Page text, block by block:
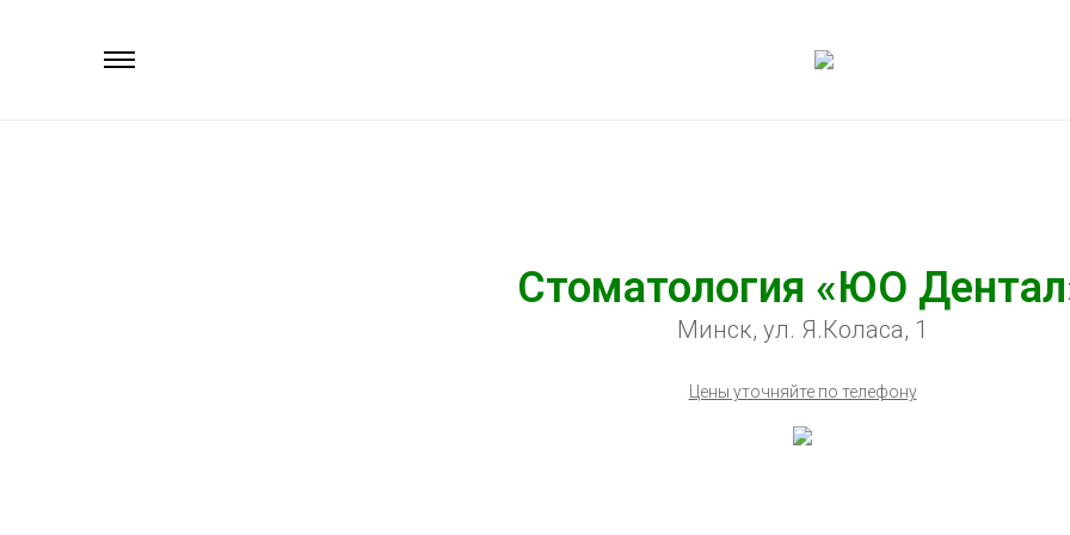
Стоматология «ЮО
Минск, ул. Я.Коласа, 1
Цены уточняйте по телефону